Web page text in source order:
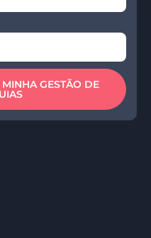
GESTÃO DE